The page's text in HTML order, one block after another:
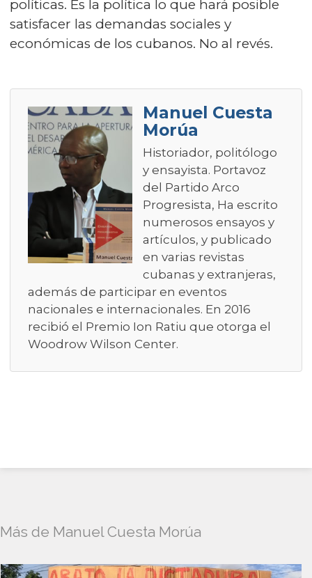
políticas. Es la política lo que hará posible
satisfacer las demandas sociales y
económicas de los cubanos. No al revés.
Manuel Cuesta
Morúa
Historiador, politólogo
y ensayista. Portavoz
del Partido Arco
Progresista, Ha escrito
numerosos ensayos y
artículos, y publicado
en varias revistas
cubanas y extranjeras,
además de participar en eventos
nacionales e internacionales. En 2016
recibió el Premio Ion Ratiu que otorga el
Woodrow Wilson Center.
Más de Manuel Cuesta Morúa